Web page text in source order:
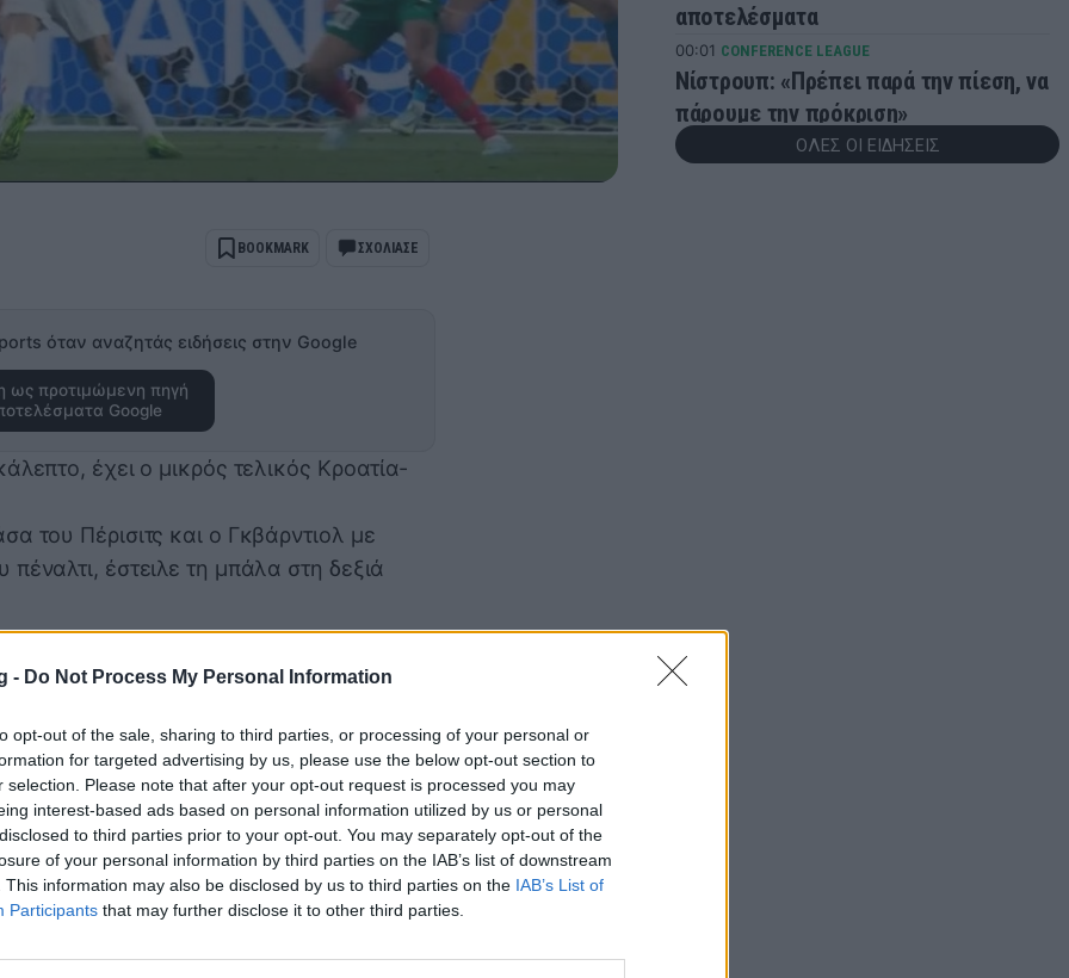
- Do Not Process My Personal Information
opt-out of the sale, sharing to third parties, or processing of your personal or
for targeted advertising by us, please use the below opt-out section to
selection. Please note that after your opt-out request is processed you may
interest-based ads based on personal information utilized by us or personal
to third parties prior to your opt-out. You may separately opt-out of the
of your personal information by third parties on the IAB’s list of downstream
This information may also be disclosed by us to third parties on the IAB’s List of
Participants that may further disclose it to other third parties.
BOOKMARK ΣΧΟΛΙΑΣΕ
όταν αναζητάς ειδήσεις στην Google
ως προτιμώμενη πηγή
Google
έχει ο μικρός τελικός Κροατία-
του Πέρισιτς και ο Γκβάρντιολ με
έστειλε τη μπάλα στη δεξιά
οι Κροάτες και ο Ντάρι από τη
τον Λιβάκοβιτς για το 1-1.
αποτελέσματα
00:01 CONFERENCE LEAGUE
Νίστρουπ: «Πρέπει παρά την πίεση, να
πάρουμε την πρόκριση»
23:56 CHAMPIONS LEAGUE
23:23CONFERENCE LEAGUE
Παναθηναϊκός: Η μέρα και η ώρα της
ρεβάνς με την ΤΣΣΚΑ 1948
ΟΛΕΣ ΟΙ ΕΙΔΗΣΕΙΣ